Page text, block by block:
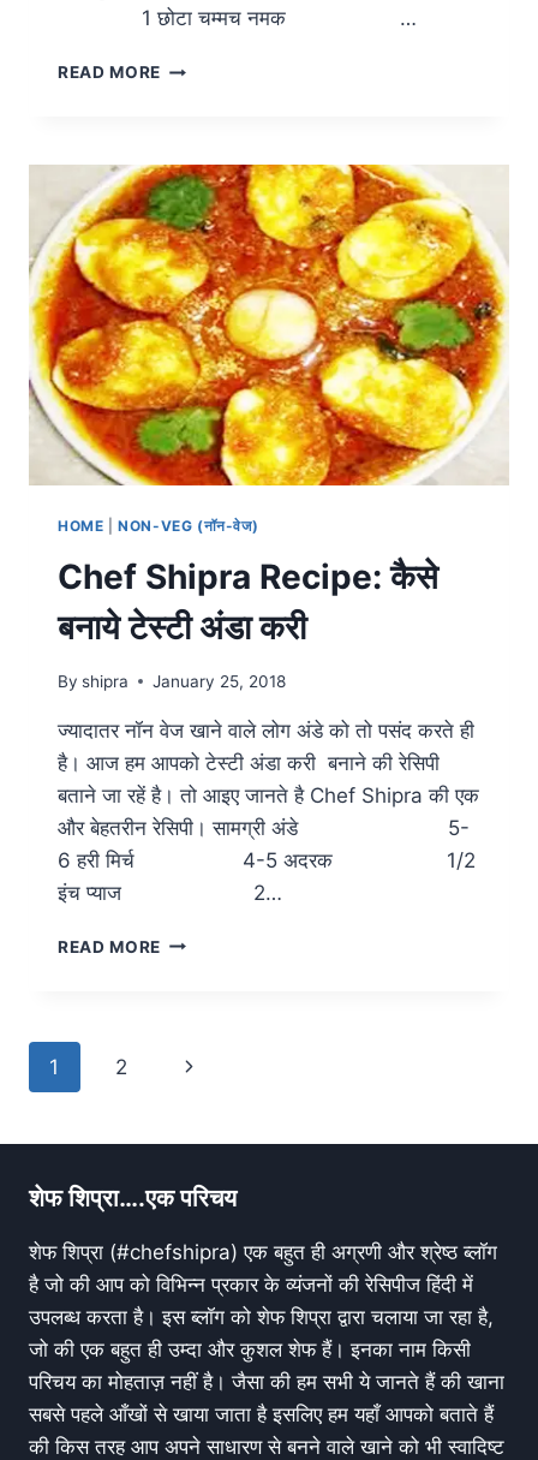
1 छोटा चम्मच नमक …
READ MORE
HOME |NON-VEG (नॉन-वेज)
Chef Shipra Recipe: कैसे
बनाये टेस्टी अंडा करी
By shipra January 25, 2018
ज्यादातर नॉन वेज खाने वाले लोग अंडे को तो पसंद करते ही
है। आज हम आपको टेस्टी अंडा करी बनाने की रेसिपी
बताने जा रहें है। तो आइए जानते है Chef Shipra की एक
और बेहतरीन रेसिपी। सामग्री अंडे 5-
6 हरी मिर्च 4-5 अदरक 1/2
इंच प्याज 2…
READ MORE
1 2
शेफ शिप्रा….एक परिचय
शेफ शिप्रा (#chefshipra) एक बहुत ही अग्रणी और श्रेष्ठ ब्लॉग
है जो की आप को विभिन्न प्रकार के व्यंजनों की रेसिपीज हिंदी में
उपलब्ध करता है। इस ब्लॉग को शेफ शिप्रा द्वारा चलाया जा रहा है,
जो की एक बहुत ही उम्दा और कुशल शेफ हैं। इनका नाम किसी
परिचय का मोहताज़ नहीं है। जैसा की हम सभी ये जानते हैं की खाना
सबसे पहले आँखों से खाया जाता है इसलिए हम यहाँ आपको बताते हैं
की किस तरह आप अपने साधारण से बनने वाले खाने को भी स्वादिष्ट